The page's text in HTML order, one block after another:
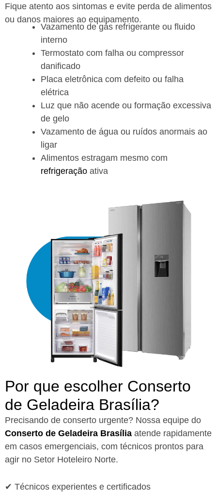
Fique atento aos sintomas e evite perda de alimentos
ou danos maiores ao equipamento.
Vazamento de gás refrigerante ou fluido
interno
Termostato com falha ou compressor
danificado
Placa eletrônica com defeito ou falha
elétrica
Luz que não acende ou formação excessiva
de gelo
Vazamento de água ou ruídos anormais ao
ligar
Alimentos estragam mesmo com
refrigeração ativa
Por que escolher Conserto
de Geladeira Brasília?​
Precisando de conserto urgente? Nossa equipe do
Conserto de Geladeira Brasília atende rapidamente
em casos emergenciais, com técnicos prontos para
agir no Setor Hoteleiro Norte.
✔ Técnicos experientes e certificados